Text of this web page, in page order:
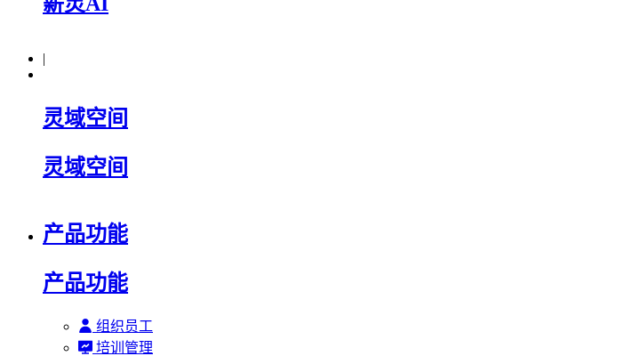
|
灵域空间
灵域空间
产品功能
产品功能
组织员工
培训管理